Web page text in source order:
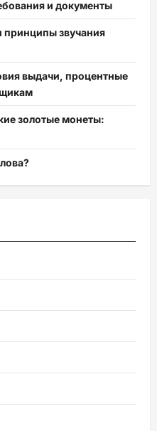
и документы
принципы звучания
выдачи, процентные
золотые монеты: